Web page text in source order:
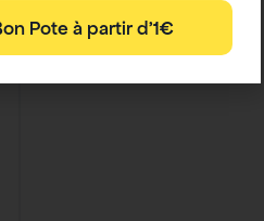
Pote à partir d'1€